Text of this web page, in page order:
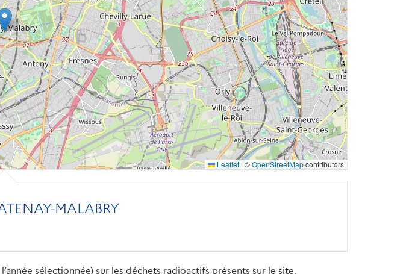
Leaflet | ©OpenStreetMapcontributors
MALABRY
sélectionnée) sur les déchets radioactifs présents sur le site.